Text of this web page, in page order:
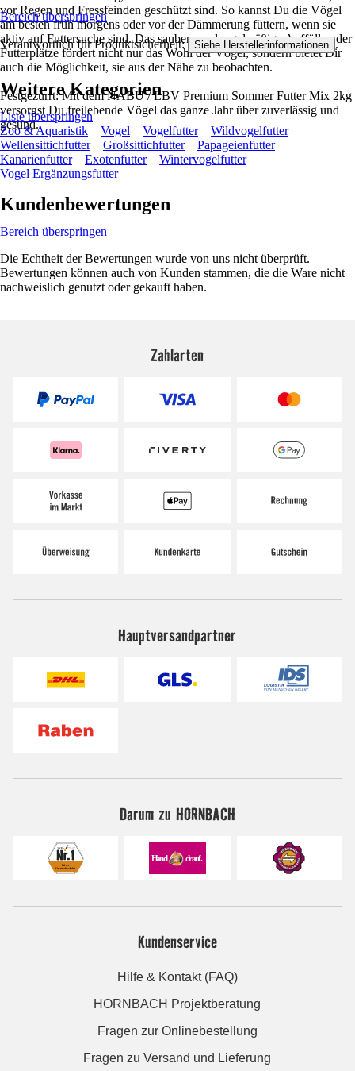
vor Regen und Fressfeinden geschützt sind. So kannst Du die Vögel
am besten früh morgens oder vor der Dämmerung füttern, wenn sie
aktiv auf Futtersuche sind. Das saubere und regelmäßige Auffüllen der
Futterplätze fördert nicht nur das Wohl der Vögel, sondern bietet Dir
auch die Möglichkeit, sie aus der Nähe zu beobachten.
Festgezurrt: Mit dem NABU / LBV Premium Sommer Futter Mix 2kg
versorgst Du freilebende Vögel das ganze Jahr über zuverlässig und
gesund.
Bereich überspringen
Verantwortlich für Produktsicherheit: Siehe Herstellerinformationen .
Weitere Kategorien
Liste überspringen
Zoo & Aquaristik
Vogel Vogelfutter
Wildvogelfutter
Wellensittichfutter
Großsittichfutter
Papageienfutter
Kanarienfutter
Exotenfutter
Wintervogelfutter
Vogel Ergänzungsfutter
Kundenbewertungen
Bereich überspringen
Die Echtheit der Bewertungen wurde von uns nicht überprüft.
Bewertungen können auch von Kunden stammen, die die Ware nicht
nachweislich genutzt oder gekauft haben.
Zahlarten
Hauptversandpartner
Darum zu HORNBACH
Kundenservice
Hilfe & Kontakt (FAQ)
HORNBACH Projektberatung
Fragen zur Onlinebestellung
Fragen zu Versand und Lieferung